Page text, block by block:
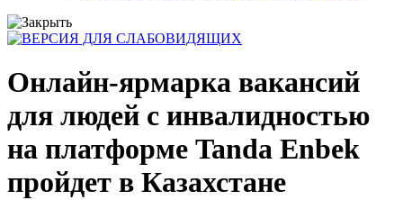
Онлайн-ярмарка вакансий
для людей с инвалидностью
на платформе Tanda Enbek
пройдет в Казахстане